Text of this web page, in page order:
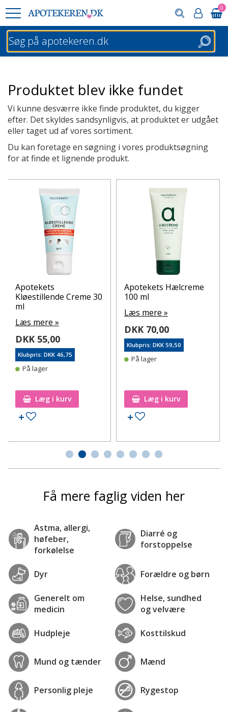
0
Søg
Produktet blev ikke fundet
Vi kunne desværre ikke finde produktet, du kigger
efter. Det skyldes sandsynligvis, at produktet er udgået
eller taget ud af vores sortiment.
Du kan foretage en søgning i vores produktsøgning
for at finde et lignende produkt.
Apotekets
Kløestillende Creme 30
ml
Læs mere »
DKK 55,00
Klubpris: DKK 46,75
På lager
Læg i kurv
Tilføj til ønskeseddel
Apotekets Hælcreme
100 ml
Læs mere »
DKK 70,00
Klubpris: DKK 59,50
På lager
Læg i kurv
Tilføj til ønskeseddel
Få mere faglig viden her
Astma, allergi,
høfeber,
forkølelse
Diarré og
forstoppelse
Dyr Forældre og børn
Generelt om
medicin
Helse, sundhed
og velvære
Hudpleje Kosttilskud
Mund og tænder Mænd
Personlig pleje Rygestop